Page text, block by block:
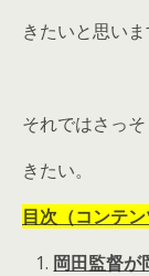
きたいと思いま
それではさっ
きたい。
目次（コンテン
岡田監督が